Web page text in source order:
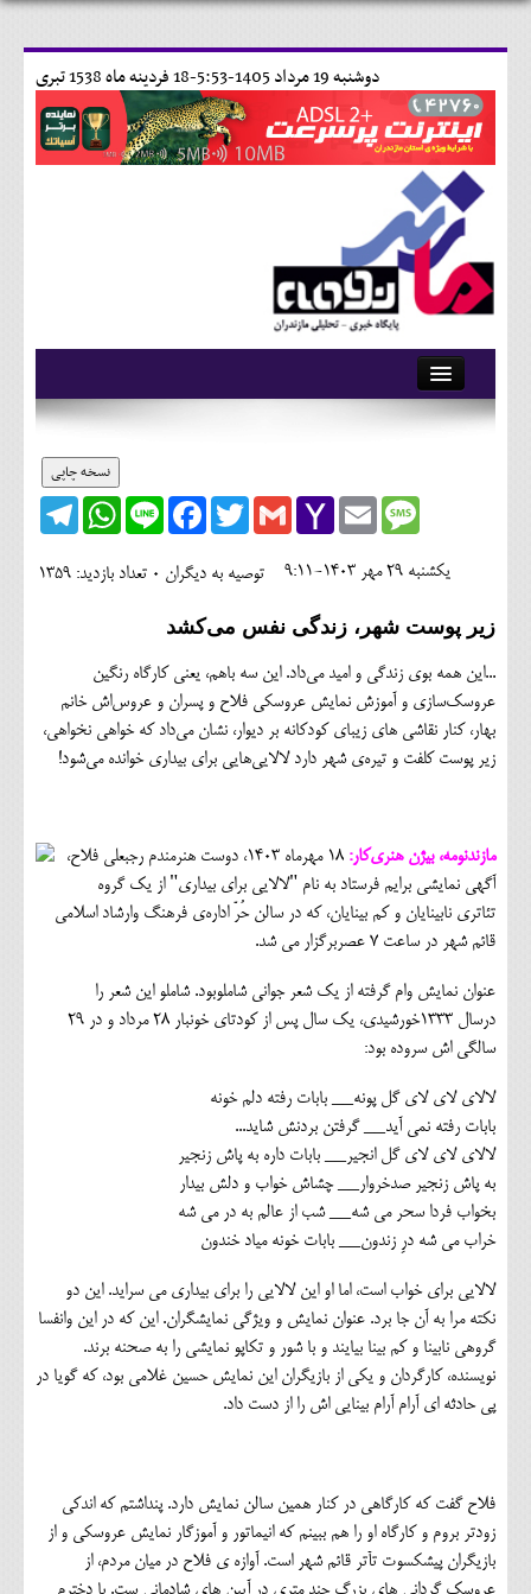
18 فردينه ماه 1538 تبری دوشنبه 19 مرداد 1405-5:53-
آرشیو
وبلاگ
حقوقی
محیط زیست و گردشگری
سیاسی
خانه
نسخه چاپی
Telegram
WhatsApp Line
FacebookTwitterGmailYahoo
Mail
EmailMessage
تعداد بازدید: 1359 توصیه به دیگران 0 يکشنبه 29 مهر 1403-9:11
زیر پوست شهر، زندگی نفس می‌کشد
...این همه بوی زندگی و امید می‌داد. این سه باهم، یعنی کارگاه رنگین
عروسک‌سازی و آموزش نمایش عروسکی فلاح و پسران و عروس‌اش خانم
بهار، کنار نقاشی های زیبای کودکانه بر دیوار، نشان می‌داد که خواهی نخواهی،
زیر پوست کلفت و تیره‌ی شهر دارد لالایی‌هایی برای بیداری خوانده می‌شود!
مازندنومه، بیژن هنری‌کار:
۱۸ مهرماه ۱۴۰۳، دوست هنرمندم رجبعلی فلاح،
آگهی نمایشی برایم فرستاد به نام "لالایی برای بیداری" از یک گروه
تئاتری نابینایان و کم بینایان، که در سالن حُرّ اداره‌ی فرهنگ وارشاد اسلامی
قائم شهر در ساعت ۷ عصربرگزار می شد.
عنوان نمایش وام گرفته از یک شعر جوانی شاملوبود. شاملو این شعر را
درسال ۱۳۳۳خورشیدی، یک سال پس از کودتای خونبار ۲۸ مرداد و در ۲۹
سالگی اش سروده بود:
لالای لای لای گل پونه__ بابات رفته دلم خونه
بابات رفته نمی آید__ گرفتن بردنش شاید...
لالای لای لای گل انجیر__ بابات داره به پاش زنجیر
به پاش زنجیر صدخروار__ چشاش خواب و دلش بیدار
بخواب فردا سحر می شه__ شب از عالم به در می شه
خراب می شه درِ زندون__ بابات خونه میاد خندون
لالایی برای خواب است، اما او این لالایی را برای بیداری می سراید. این دو
نکته مرا به آن جا برد. عنوان نمایش و ویژگی نمایشگران. این که در این وانفسا
گروهی نابینا و کم بینا بیایند و با شور و تکاپو نمایشی را به صحنه برند.
نویسنده، کارگردان و یکی از بازیگران این نمایش حسین غلامی بود، که گویا در
پی حادثه ای آرام آرام بینایی اش را از دست داد.
فلاح گفت که کارگاهی در کنار همین سالن نمایش دارد. پنداشتم که اندکی
زودتر بروم و کارگاه او را هم ببینم که انیماتور و آموزگار نمایش عروسکی و از
بازیگران پیشکسوت تآتر قائم شهر است. آوازه ی فلاح در میان مردم، از